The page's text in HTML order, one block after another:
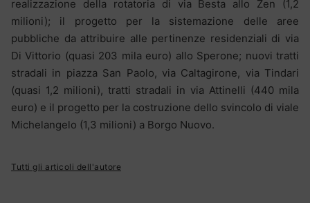
realizzazione della rotatoria di via Besta allo Zen (1,2
milioni); il progetto per la sistemazione delle aree
pubbliche da attribuire alle pertinenze residenziali di via
Di Vittorio (quasi 203 mila euro) allo Sperone; nuovi tratti
stradali in piazza San Paolo, via Caltagirone, via Tindari
(quasi 1,2 milioni), tratti stradali in via Attinelli (440 mila
euro) e il progetto per la costruzione dello svincolo di viale
Michelangelo (1,3 milioni) a Borgo Nuovo.
Tutti gli articoli dell'autore